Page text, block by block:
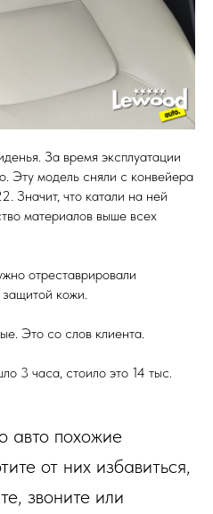
За время эксплуатации
Эту модель сняли с конвейера
Значит, что катали на ней
материалов выше всех
отреставрировали
кожи.
Это со слов клиента.
3 часа, стоило это 14 тыс.
авто похожие
от них избавиться,
звоните или